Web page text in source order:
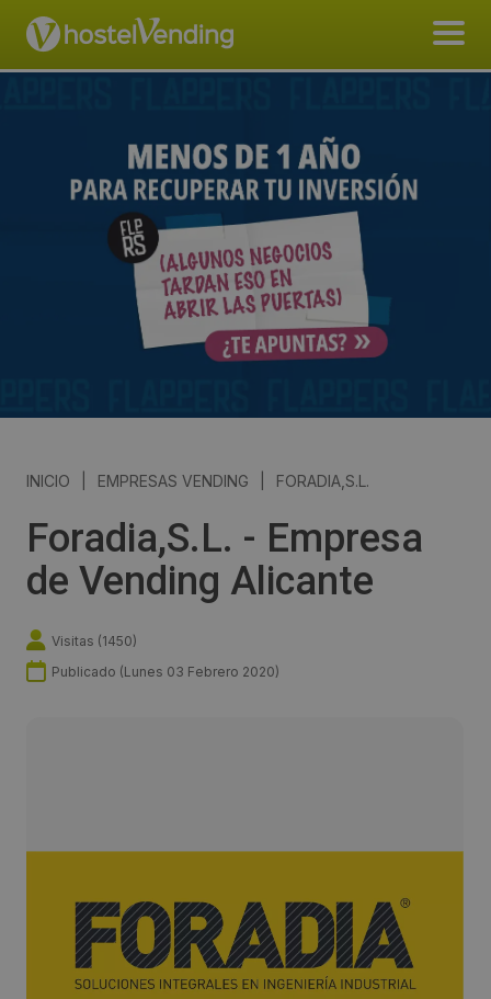
INICIO EMPRESAS VENDING FORADIA,S.L.
Foradia,S.L. - Empresa
de Vending Alicante
Visitas (1450)
Publicado (Lunes 03 Febrero 2020)